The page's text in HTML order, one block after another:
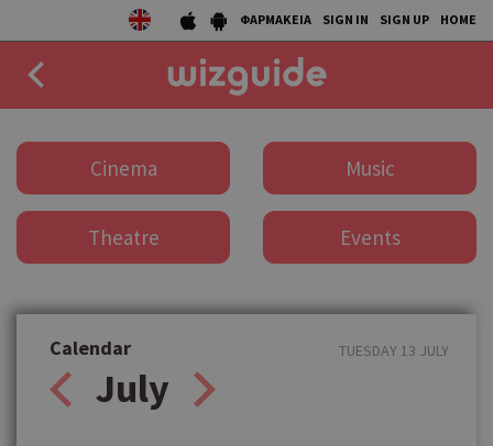
ΦΑΡΜΑΚΕΙΑ SIGN IN SIGN UP HOME
DRINK
COLLECTIONS
STORIES
Cinema Music
Theatre Events
Calendar
July
TUESDAY 13 JULY